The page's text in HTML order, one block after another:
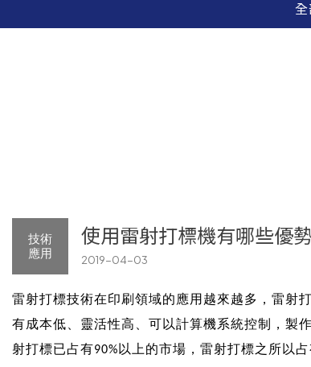
技術
應用
使用雷射打標機有哪些優
2019-04-03
雷射打標技術在印刷領域的應用越來越多，雷射
有成本低、靈活性高、可以計算機系統控制，製
射打標已占有90%以上的市場，雷射打標之所以